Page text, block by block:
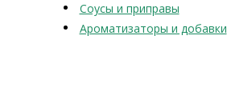
Соусы и приправы
Ароматизаторы и добавки